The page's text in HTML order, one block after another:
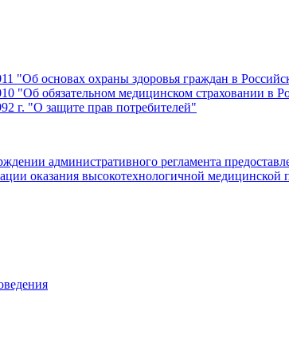
"Об основах охраны здоровья граждан в
"Об обязательном медицинском страховании в
г. "О защите прав потребителей"
административного регламента
оказания высокотехнологичной медицинской